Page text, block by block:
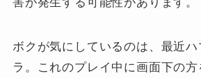
ボクが気にしているのは、最近
ラ。これのプレイ中に画面下の